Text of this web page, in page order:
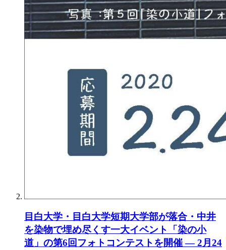
目白大学・目白大学短期大学部が落合・中井
を染物で埋め尽くす一大イベント「染の小
道」の第6回フォトコンテストを開催 — 2月24